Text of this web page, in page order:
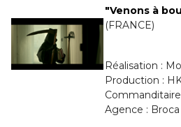
"Venons à
(FRANCE)
Réalisation :
Production :
Agence :